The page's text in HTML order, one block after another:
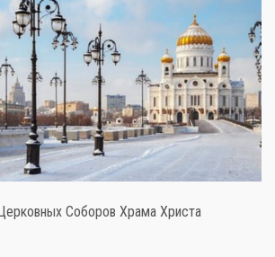
Слова поддержки
Детское видео
Соборов Храма Христа